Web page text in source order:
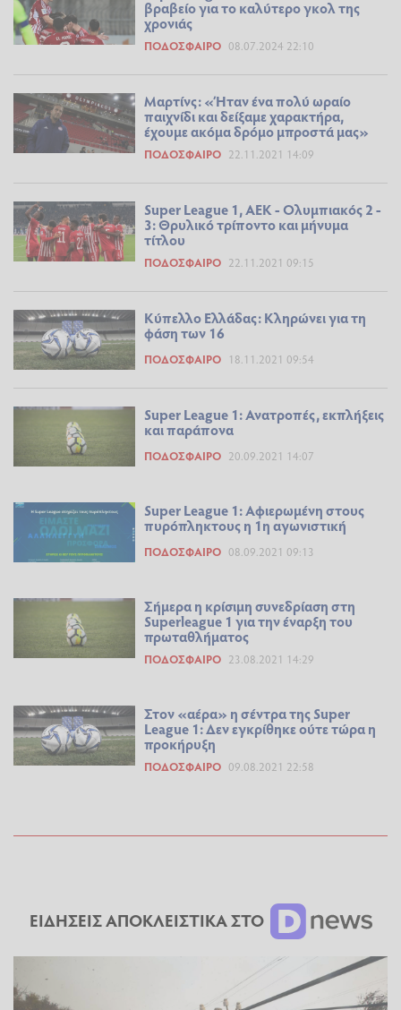
βραβείο για το καλύτερο γκολ της
χρονιάς
ΠΟΔΌΣΦΑΙΡΟ 08.07.2024 22:10
Μαρτίνς: «Ήταν ένα πολύ ωραίο
παιχνίδι και δείξαμε χαρακτήρα,
έχουμε ακόμα δρόμο μπροστά μας»
ΠΟΔΌΣΦΑΙΡΟ 22.11.2021 14:09
Super League 1, ΑΕΚ - Ολυμπιακός 2 -
3: Θρυλικό τρίποντο και μήνυμα
τίτλου
ΠΟΔΌΣΦΑΙΡΟ 22.11.2021 09:15
Κύπελλο Ελλάδας: Κληρώνει για τη
φάση των 16
ΠΟΔΌΣΦΑΙΡΟ 18.11.2021 09:54
Super League 1: Ανατροπές, εκπλήξεις
και παράπονα
ΠΟΔΌΣΦΑΙΡΟ 20.09.2021 14:07
Super League 1: Αφιερωμένη στους
πυρόπληκτους η 1η αγωνιστική
ΠΟΔΌΣΦΑΙΡΟ 08.09.2021 09:13
Σήμερα η κρίσιμη συνεδρίαση στη
Superleague 1 για την έναρξη του
πρωταθλήματος
ΠΟΔΌΣΦΑΙΡΟ 23.08.2021 14:29
Στον «αέρα» η σέντρα της Super
League 1: Δεν εγκρίθηκε ούτε τώρα η
προκήρυξη
ΠΟΔΌΣΦΑΙΡΟ 09.08.2021 22:58
ΕΙΔΗΣΕΙΣ ΑΠΟΚΛΕΙΣΤΙΚΑ ΣΤΟ